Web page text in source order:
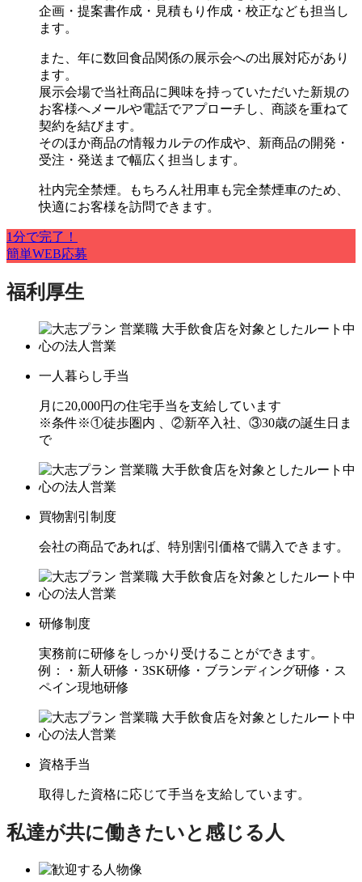
企画・提案書作成・見積もり作成・校正なども担当し
ます。
また、年に数回食品関係の展示会への出展対応があり
ます。
展示会場で当社商品に興味を持っていただいた新規の
お客様へメールや電話でアプローチし、商談を重ねて
契約を結びます。
そのほか商品の情報カルテの作成や、新商品の開発・
受注・発送まで幅広く担当します。
社内完全禁煙。もちろん社用車も完全禁煙車のため、
快適にお客様を訪問できます。
1分で完了！
簡単WEB応募
福利厚生
一人暮らし手当
月に20,000円の住宅手当を支給しています
※条件※①徒歩圏内 、②新卒入社、③30歳の誕生日ま
で
買物割引制度
会社の商品であれば、特別割引価格で購入できます。
研修制度
実務前に研修をしっかり受けることができます。
例：・新人研修・3SK研修・ブランディング研修・ス
ペイン現地研修
資格手当
取得した資格に応じて手当を支給しています。
私達が共に働きたいと感じる人